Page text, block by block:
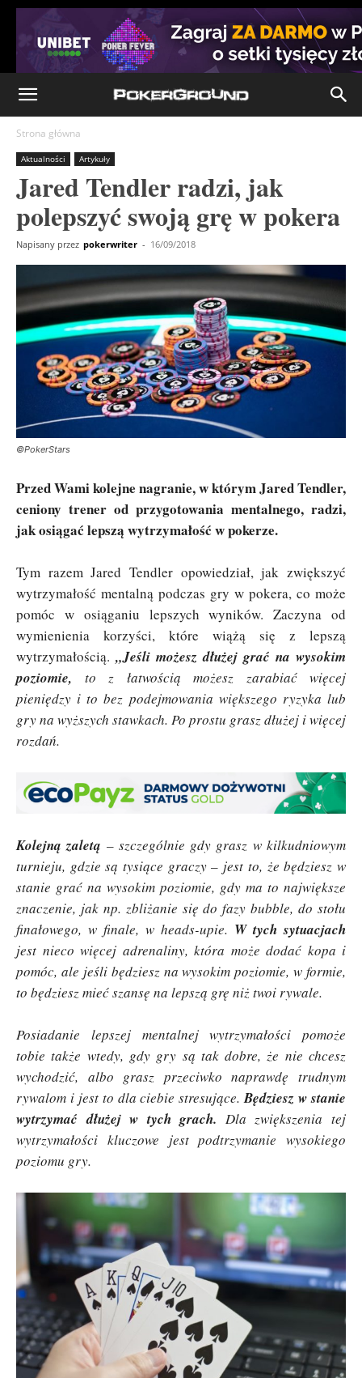
Strona główna
Aktualności Artykuły
Jared Tendler radzi, jak
polepszyć swoją grę w pokera
Napisany przez pokerwriter - 16/09/2018
©PokerStars
Przed Wami kolejne nagranie, w którym Jared Tendler,
ceniony trener od przygotowania mentalnego, radzi,
jak osiągać lepszą wytrzymałość w pokerze.
Tym razem Jared Tendler opowiedział, jak zwiększyć
wytrzymałość mentalną podczas gry w pokera, co może
pomóc w osiąganiu lepszych wyników. Zaczyna od
wymienienia korzyści, które wiążą się z lepszą
wytrzymałością. „Jeśli możesz dłużej grać na wysokim
poziomie, to z łatwością możesz zarabiać więcej
pieniędzy i to bez podejmowania większego ryzyka lub
gry na wyższych stawkach. Po prostu grasz dłużej i więcej
rozdań.
Kolejną zaletą – szczególnie gdy grasz w kilkudniowym
turnieju, gdzie są tysiące graczy – jest to, że będziesz w
stanie grać na wysokim poziomie, gdy ma to największe
znaczenie, jak np. zbliżanie się do fazy bubble, do stołu
finałowego, w finale, w heads-upie. W tych sytuacjach
jest nieco więcej adrenaliny, która może dodać kopa i
pomóc, ale jeśli będziesz na wysokim poziomie, w formie,
to będziesz mieć szansę na lepszą grę niż twoi rywale.
Posiadanie lepszej mentalnej wytrzymałości pomoże
tobie także wtedy, gdy gry są tak dobre, że nie chcesz
wychodzić, albo grasz przeciwko naprawdę trudnym
rywalom i jest to dla ciebie stresujące.Będziesz w stanie
wytrzymać dłużej w tych grach. Dla zwiększenia tej
wytrzymałości kluczowe jest podtrzymanie wysokiego
poziomu gry.